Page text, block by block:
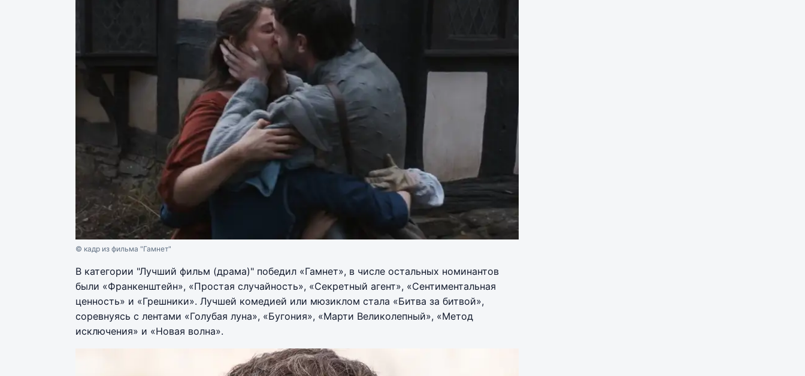
© кадр из фильма "Гамнет"
В категории "Лучший фильм (драма)" победил «Гамнет», в числе остальных номинантов
были «Франкенштейн», «Простая случайность», «Секретный агент», «Сентиментальная
ценность» и «Грешники». Лучшей комедией или мюзиклом стала «Битва за битвой»,
соревнуясь с лентами «Голубая луна», «Бугония», «Марти Великолепный», «Метод
исключения» и «Новая волна».